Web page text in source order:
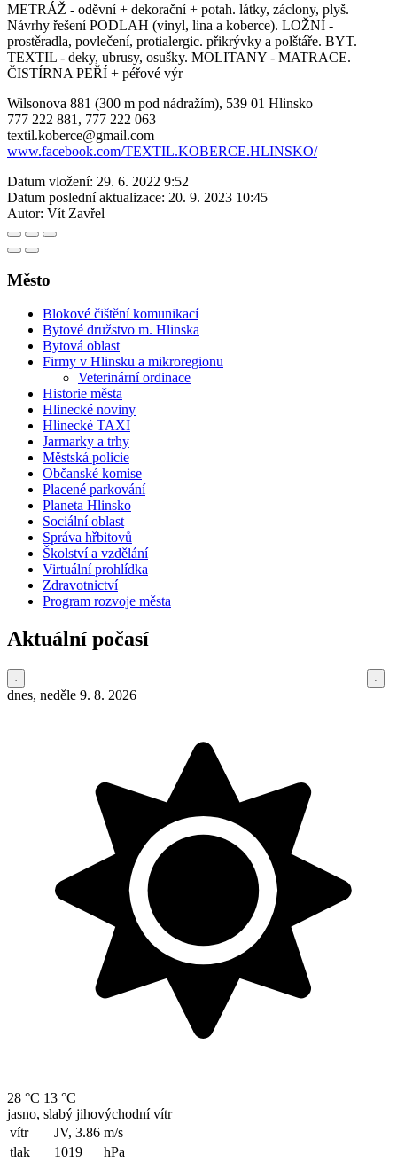
METRÁŽ - oděvní + dekorační + potah. látky, záclony, plyš.
Návrhy řešení PODLAH (vinyl, lina a koberce). LOŽNÍ -
prostěradla, povlečení, protialergic. přikrývky a polštáře. BYT.
TEXTIL - deky, ubrusy, osušky. MOLITANY - MATRACE.
ČISTÍRNA PEŘÍ + péřové výr
Wilsonova 881 (300 m pod nádražím), 539 01 Hlinsko
777 222 881, 777 222 063
textil.koberce@gmail.com
www.facebook.com/TEXTIL.KOBERCE.HLINSKO/
Datum vložení: 29. 6. 2022 9:52
Datum poslední aktualizace: 20. 9. 2023 10:45
Autor: Vít Zavřel
Město
Blokové čištění komunikací
Bytové družstvo m. Hlinska
Bytová oblast
Firmy v Hlinsku a mikroregionu
Veterinární ordinace
Historie města
Hlinecké noviny
Hlinecké TAXI
Jarmarky a trhy
Městská policie
Občanské komise
Placené parkování
Planeta Hlinsko
Sociální oblast
Správa hřbitovů
Školství a vzdělání
Virtuální prohlídka
Zdravotnictví
Program rozvoje města
Aktuální počasí
dnes, neděle 9. 8. 2026
28 °C 13 °C
jasno, slabý jihovýchodní vítr
vítr
JV, 3.86 m/s
tlak
1019
hPa